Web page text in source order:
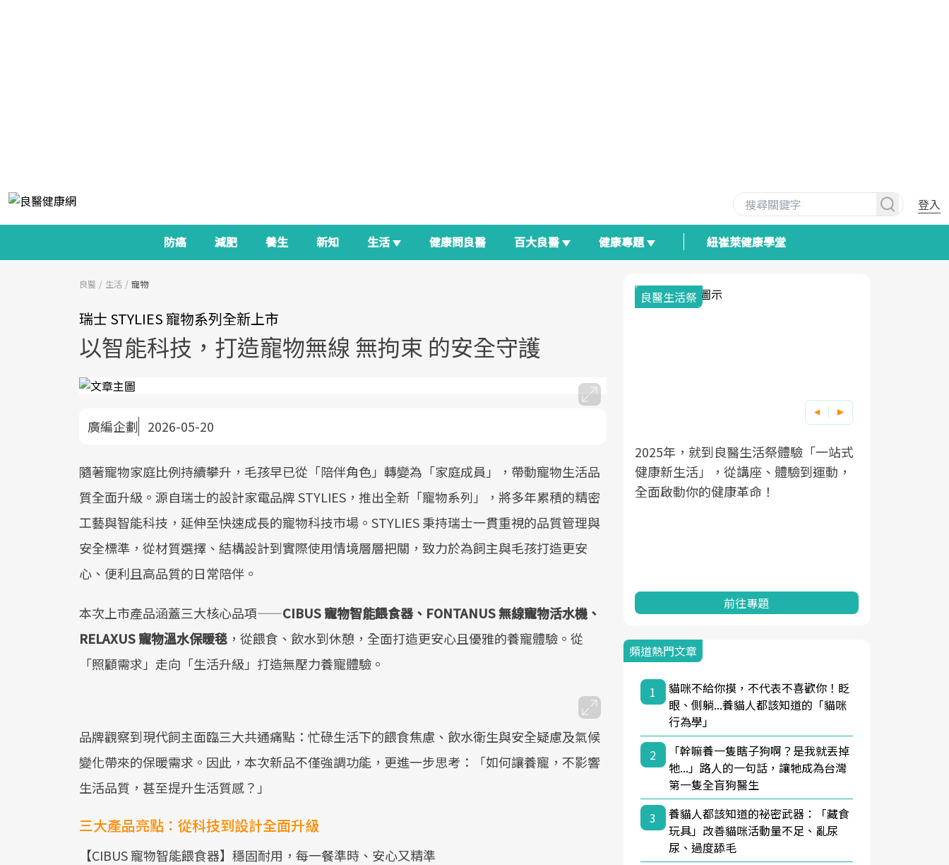
登入
防癌 減肥 養生 新知 生活 健康問良醫 百大良醫 健康專題 紐崔萊健康學堂
良醫 生活 寵物
瑞士 STYLIES 寵物系列全新上市
以智能科技，打造寵物無線 無拘束 的安全守護
廣編企劃 2026-05-20
隨著寵物家庭比例持續攀升，毛孩早已從「陪伴角色」轉變為「家庭成員」，帶動寵物生活品
質全面升級。源自瑞士的設計家電品牌 STYLIES，推出全新「寵物系列」，將多年累積的精密
工藝與智能科技，延伸至快速成長的寵物科技市場。STYLIES 秉持瑞士一貫重視的品質管理與
安全標準，從材質選擇、結構設計到實際使用情境層層把關，致力於為飼主與毛孩打造更安
心、便利且高品質的日常陪伴。
本次上市產品涵蓋三大核心品項——CIBUS 寵物智能餵食器、FONTANUS 無線寵物活水機、
RELAXUS 寵物溫水保暖毯 ，從餵食、飲水到休憩，全面打造更安心且優雅的養寵體驗。從
「照顧需求」走向「生活升級」打造無壓力養寵體驗。
品牌觀察到現代飼主面臨三大共通痛點：忙碌生活下的餵食焦慮、飲水衛生與安全疑慮及氣候
變化帶來的保暖需求。因此，本次新品不僅強調功能，更進一步思考：「如何讓養寵，不影響
生活品質，甚至提升生活質感？」
三大產品亮點：從科技到設計全面升級
【CIBUS 寵物智能餵食器】穩固耐用，每一餐準時、安心又精準
邁向「健康照護」的新時代。隨著國家
政策如「健康台灣推動委員會」與「長
關注的核心議題。然而，健檢不只是醫
療院所的服務，更是民眾了解自身健康
前往專題
良醫生活祭
2025年，就到良醫生活祭體驗「一站式
健康新生活」，從講座、體驗到運動，
全面啟動你的健康革命！
前往專題
頻道熱門文章
1
貓咪不給你摸，不代表不喜歡你！眨
眼、側躺...養貓人都該知道的「貓咪
行為學」
2
「幹嘛養一隻瞎子狗啊？是我就丟掉
牠...」路人的一句話，讓牠成為台灣
第一隻全盲狗醫生
3
養貓人都該知道的祕密武器：「藏食
玩具」改善貓咪活動量不足、亂尿
尿、過度舔毛